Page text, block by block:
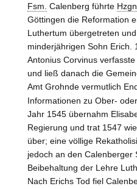
Fsm. Calenberg führte Hzgn.
Göttingen die Reformation
Luthertum übergetreten
minderjährigen Sohn Erich.
Antonius Corvinus
und ließ danach die
Amt Grohndevermutlich
Informationen zu Ober- oder
Jahr 1545 übernahm
Regierung und trat 1547
über; eine völlige
jedoch an den Calenberger
Beibehaltung der Lehre
Nach Erichs Tod fiel